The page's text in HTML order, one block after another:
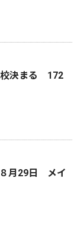
決まる 172
月29日 メイ